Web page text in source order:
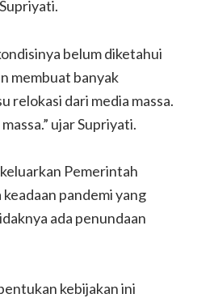
belum diketahui
membuat banyak
relokasi dari media massa.
ujar Supriyati.
Pemerintah
pandemi yang
ada penundaan
kebijakan ini